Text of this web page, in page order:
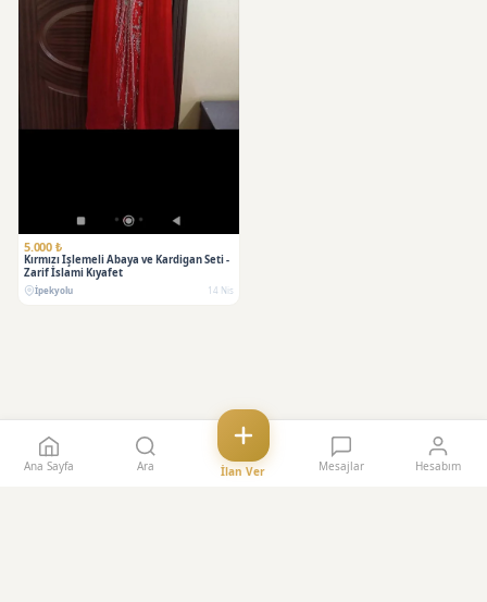
5.000 ₺
Kırmızı Işlemeli Abaya ve Kardigan Seti -
Zarif İslami Kıyafet
İpekyolu 14 Nis
Ana Sayfa Ara İlan Ver Mesajlar Hesabım